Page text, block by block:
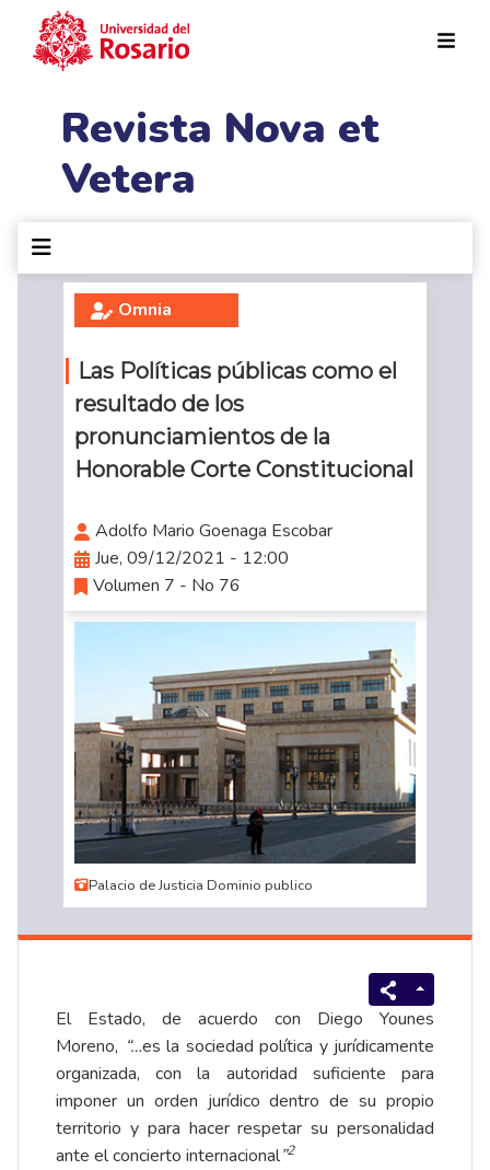
Revista Nova et
Vetera
Omnia
Las Políticas públicas como el
resultado de los
pronunciamientos de la
Honorable Corte Constitucional
Adolfo Mario Goenaga Escobar
Jue, 09/12/2021 - 12:00
Volumen 7 - No 76
Palacio de Justicia Dominio publico
El Estado, de acuerdo con Diego Younes
Moreno, “…es la sociedad política y jurídicamente
organizada, con la autoridad suficiente para
imponer un orden jurídico dentro de su propio
territorio y para hacer respetar su personalidad
ante el concierto internacional”2